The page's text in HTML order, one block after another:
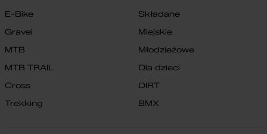
E-Bike
Gravel
MTB
MTB TRAIL
Cross
Trekking
Składane
Miejskie
Młodzieżowe
Dla dzieci
DIRT
BMX